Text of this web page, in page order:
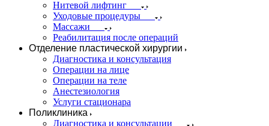
Нитевой лифтинг
Уходовые процедуры
Массажи
Реабилитация после операций
Отделение пластической хирургии
Диагностика и консультация
Операции на лице
Операции на теле
Анестезиология
Услуги стационара
Поликлиника
Диагностика и консультации